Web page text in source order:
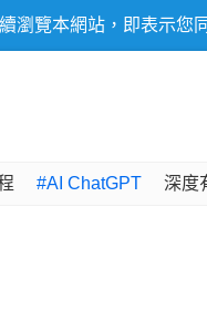
瀏覽本網站，即表示您
#AI ChatGPT 深度